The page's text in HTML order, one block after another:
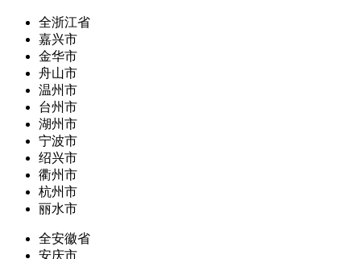
全浙江省
嘉兴市
金华市
舟山市
温州市
台州市
湖州市
宁波市
绍兴市
衢州市
杭州市
丽水市
全安徽省
安庆市